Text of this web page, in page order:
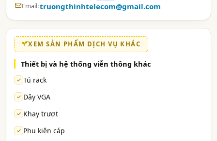
Email:truongthinhtelecom@gmail.com
XEM SẢN PHẨM DỊCH VỤ KHÁC
Thiết bị và hệ thống viễn thông khác
Tủ rack
Dây VGA
Khay trượt
Phụ kiện cáp